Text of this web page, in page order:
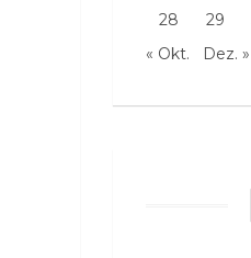
28 29
« Okt.
Dez. »